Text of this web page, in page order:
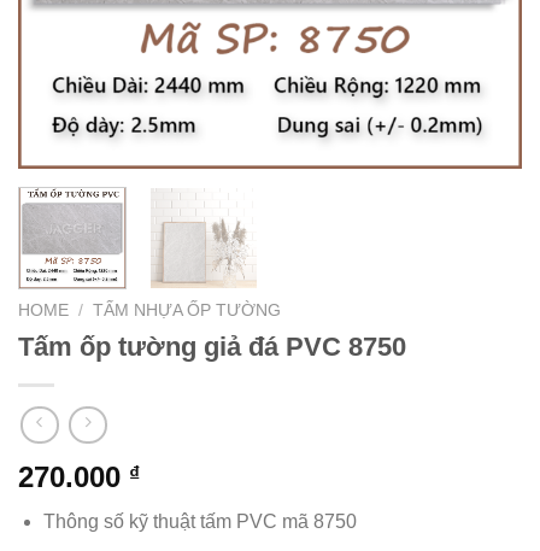
HOME / TẤM NHỰA ỐP TƯỜNG
Tấm ốp tường giả đá PVC 8750
270.000 ₫
Thông số kỹ thuật tấm PVC mã 8750